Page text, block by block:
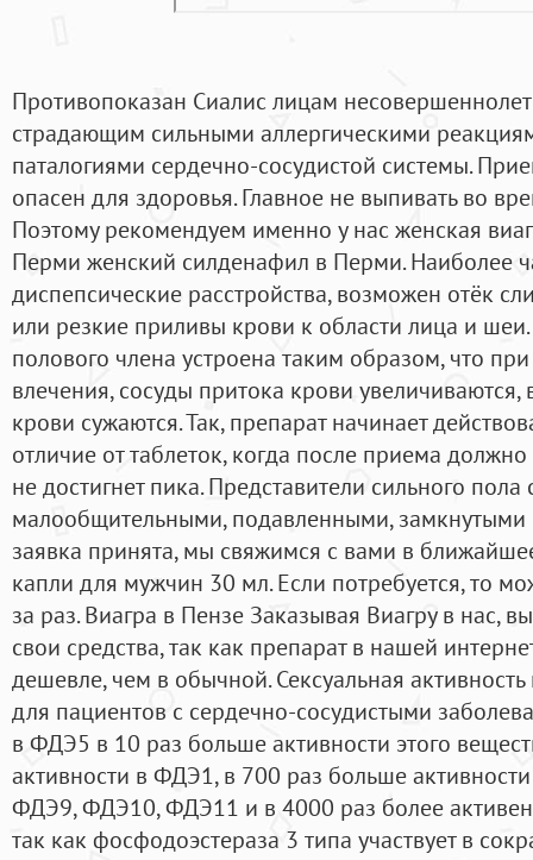
Противопоказан Сиалис лицам
страдающим сильными аллергическими
паталогиями сердечно-сосудистой системы.
опасен для здоровья. Главное не выпивать во
Поэтому рекомендуем именно у нас женская
Перми женский силденафил в Перми. Наиболее
диспепсические расстройства, возможен отёк
или резкие приливы крови к области лица и
полового члена устроена таким образом, что
влечения, сосуды притока крови
крови сужаются. Так, препарат начинает
отличие от таблеток, когда после приема
не достигнет пика. Представители сильного пола
малообщительными, подавленными,
заявка принята, мы свяжимся с вами в
капли для мужчин 30 мл. Если потребуется, то
за раз. Виагра в Пензе Заказывая Виагру в нас,
свои средства, так как препарат в нашей
дешевле, чем в обычной. Сексуальная
для пациентов с сердечно-сосудистыми
в ФДЭ5 в 10 раз больше активности этого
активности в ФДЭ1, в 700 раз больше
ФДЭ9, ФДЭ10, ФДЭ11 и в 4000 раз более
так как фосфодоэстераза 3 типа участвует в